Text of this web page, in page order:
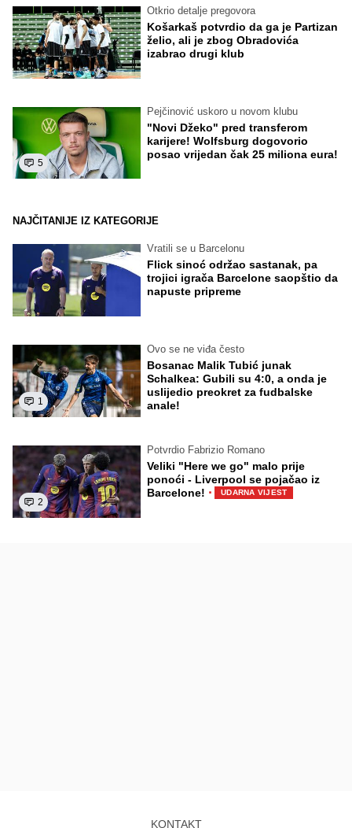
Otkrio detalje pregovora
Košarkaš potvrdio da ga je Partizan
želio, ali je zbog Obradovića
izabrao drugi klub
5
Pejčinović uskoro u novom klubu
"Novi Džeko" pred transferom
karijere! Wolfsburg dogovorio
posao vrijedan čak 25 miliona eura!
NAJČITANIJE IZ KATEGORIJE
Vratili se u Barcelonu
Flick sinoć održao sastanak, pa
trojici igrača Barcelone saopštio da
napuste pripreme
1
Ovo se ne viđa često
Bosanac Malik Tubić junak
Schalkea: Gubili su 4:0, a onda je
uslijedio preokret za fudbalske
anale!
2
Potvrdio Fabrizio Romano
Veliki "Here we go" malo prije
ponoći - Liverpool se pojačao iz
Barcelone! · UDARNA VIJEST
KONTAKT